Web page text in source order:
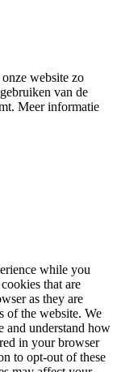
website zo
van de
Meer informatie
while you
that are
as they are
of the website. We
and understand how
in your browser
to opt-out of these